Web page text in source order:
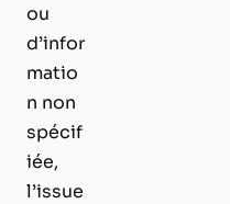
ou
d’infor
matio
n non
spécif
iée,
l’issue